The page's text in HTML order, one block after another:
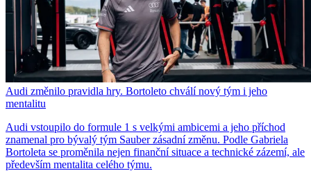
Audi změnilo pravidla hry. Bortoleto chválí nový tým i jeho
mentalitu
Audi vstoupilo do formule 1 s velkými ambicemi a jeho příchod
znamenal pro bývalý tým Sauber zásadní změnu. Podle Gabriela
Bortoleta se proměnila nejen finanční situace a technické zázemí, ale
především mentalita celého týmu.